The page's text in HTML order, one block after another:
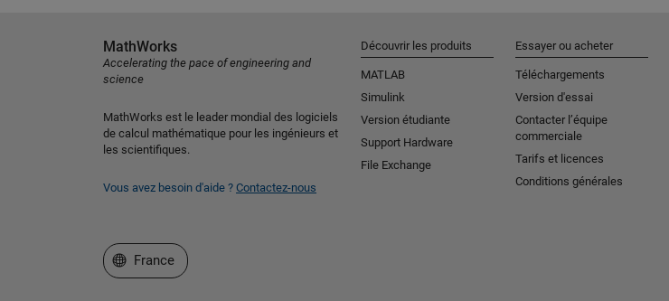
MathWorks
Accelerating the pace of engineering and
science
MathWorks est le leader mondial des logiciels
de calcul mathématique pour les ingénieurs et
les scientifiques.
Vous avez besoin d'aide ? Contactez-nous
Découvrir les produits
MATLAB
Simulink
Version étudiante
Support Hardware
File Exchange
Essayer ou acheter
Téléchargements
Version d'essai
Contacter l’équipe
commerciale
Tarifs et licences
Conditions générales
Sélectionner un site web
France